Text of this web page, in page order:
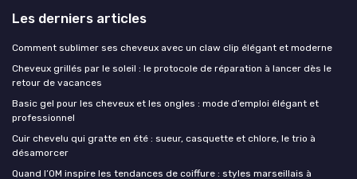
Les derniers articles
Comment sublimer ses cheveux avec un claw clip élégant et moderne
Cheveux grillés par le soleil : le protocole de réparation à lancer dès le
retour de vacances
Basic gel pour les cheveux et les ongles : mode d’emploi élégant et
professionnel
Cuir chevelu qui gratte en été : sueur, casquette et chlore, le trio à
désamorcer
Quand l’OM inspire les tendances de coiffure : styles marseillais à